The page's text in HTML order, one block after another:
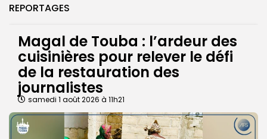
REPORTAGES
Magal de Touba : l’ardeur des
cuisinières pour relever le défi
de la restauration des
journalistes
samedi 1 août 2026 à 11h21